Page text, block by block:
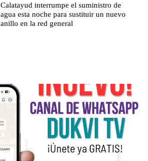
Calatayud interrumpe el suministro de
agua esta noche para sustituir un nuevo
anillo en la red general